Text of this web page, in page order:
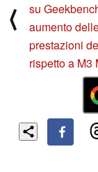
⟨
su
aumento
prestazioni
rispetto a M3